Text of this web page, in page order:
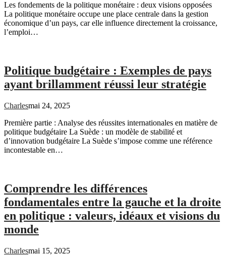
Les fondements de la politique monétaire : deux visions opposées
La politique monétaire occupe une place centrale dans la gestion
économique d’un pays, car elle influence directement la croissance,
l’emploi…
Politique budgétaire : Exemples de pays
ayant brillamment réussi leur stratégie
Charlesmai 24, 2025
Première partie : Analyse des réussites internationales en matière de
politique budgétaire La Suède : un modèle de stabilité et
d’innovation budgétaire La Suède s’impose comme une référence
incontestable en…
Comprendre les différences
fondamentales entre la gauche et la droite
en politique : valeurs, idéaux et visions du
monde
Charlesmai 15, 2025